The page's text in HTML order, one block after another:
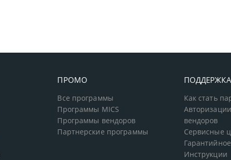
ПРОМО
Все программы
Программы MICS
Программы вендоров
Партнерские программы
ПОДДЕРЖКА
Как стать
вендоров
Сервисные
Инструкции